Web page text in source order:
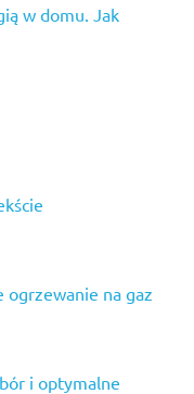
w domu. Jak
ogrzewanie na gaz
i optymalne